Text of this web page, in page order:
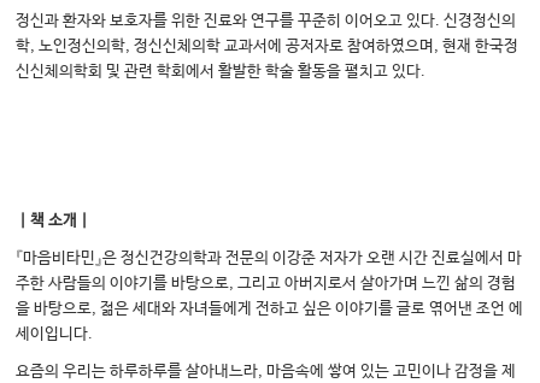
정신과 환자와 보호자를 위한 진료와 연구를 꾸준히 이어오고 있다. 신경정신의
학, 노인정신의학, 정신신체의학 교과서에 공저자로 참여하였으며, 현재 한국정
신신체의학회 및 관련 학회에서 활발한 학술 활동을 펼치고 있다.
｜책 소개｜
『마음비타민』은 정신건강의학과 전문의 이강준 저자가 오랜 시간 진료실에서 마
주한 사람들의 이야기를 바탕으로, 그리고 아버지로서 살아가며 느낀 삶의 경험
을 바탕으로, 젊은 세대와 자녀들에게 전하고 싶은 이야기를 글로 엮어낸 조언 에
세이입니다.
요즘의 우리는 하루하루를 살아내느라, 마음속에 쌓여 있는 고민이나 감정을 제